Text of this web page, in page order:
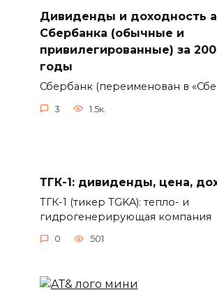
Дивиденды и доходность
Сбербанка (обычные и
привилегированные) за
годы
Сбербанк (переименован в
3 1.5к.
ТГК-1: дивиденды, цена,
ТГК-1 (тикер TGKA): тепло- и
гидрогенерирующая компания
0 501